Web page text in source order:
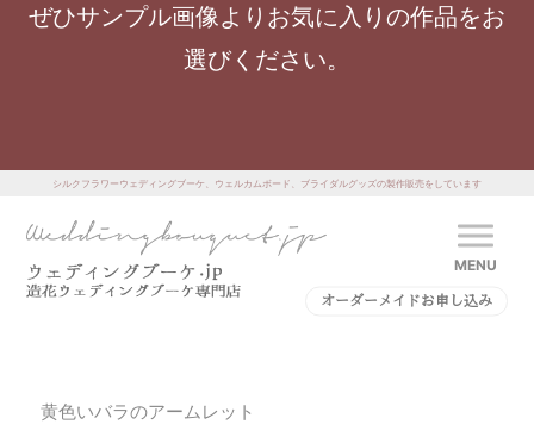
ぜひサンプル画像よりお気に入りの作品をお
選びください。
シルクフラワーウェディングブーケ、ウェルカムボード、ブライダルグッズの製作販売をしています
MENU
オーダーメイドお申し込み
黄色いバラのアームレット